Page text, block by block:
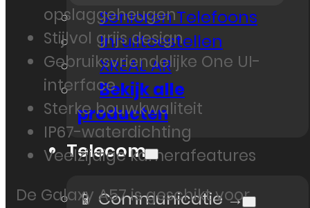
Senioren Telefoons
Inruiltoestellen
XREAL AR
Bekijk alle
producten
Telecom
📱 Communicatie →
opslaggeheugen
Stijlvol grijs design
Gebruiksvriendelijke One UI-
interface
Sterke bouwkwaliteit
IP67-waterdichting
Veelzijdige kamerafeatures
De Galaxy A57 is geschikt voor